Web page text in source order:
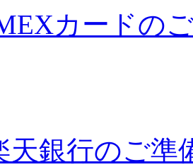
カードの
天銀行のご準